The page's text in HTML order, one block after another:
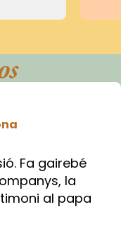
Fa gairebé
la
al papa